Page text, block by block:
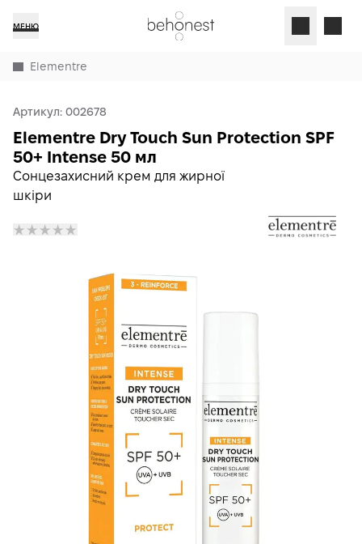
МЕНЮ
Elementre
Артикул: 002678
Сонцезахисний крем для жирної
шкіри
Elementre Dry Touch Sun Protection SPF
50+ Intense 50 мл